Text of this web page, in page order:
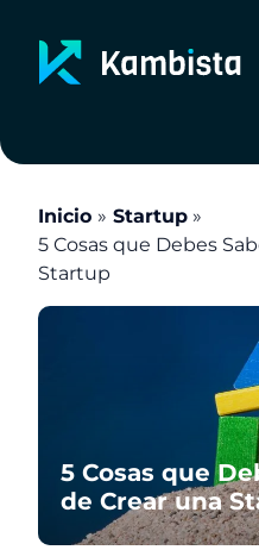
contenido
Inicio
Startup
5 Cosas que Debes
Startup
5 Cosas que
de Crear una